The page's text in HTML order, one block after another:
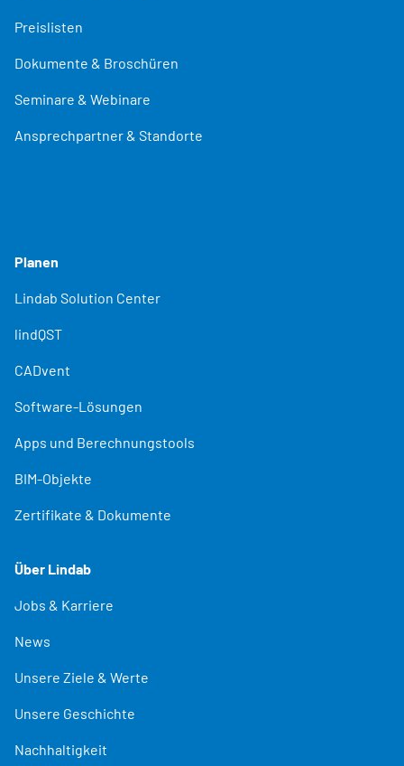
Preislisten
Dokumente & Broschüren
Seminare & Webinare
Ansprechpartner & Standorte
Planen
Lindab Solution Center
lindQST
CADvent
Software-Lösungen
Apps und Berechnungstools
BIM-Objekte
Zertifikate & Dokumente
Über Lindab
Jobs & Karriere
News
Unsere Ziele & Werte
Unsere Geschichte
Nachhaltigkeit